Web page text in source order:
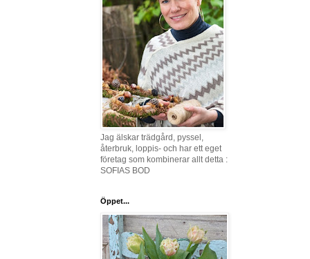
Jag älskar trädgård, pyssel,
återbruk, loppis- och har ett eget
företag som kombinerar allt detta :
SOFIAS BOD
Öppet...